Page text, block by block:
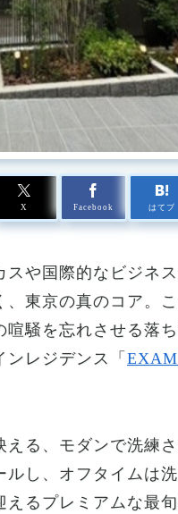
X Facebook はてブ
や国際的なビジネ
、東京の真のコア。
騒を忘れさせる落
レジデンス「
る、モダンで洗練
し、オフタイムは
るプレミアムな最